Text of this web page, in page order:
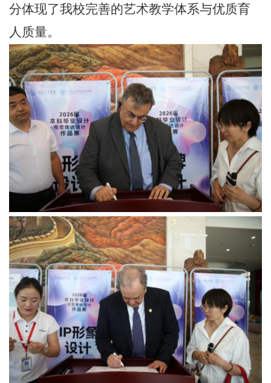
分体现了我校完善的艺术教学体系与优质育
人质量。